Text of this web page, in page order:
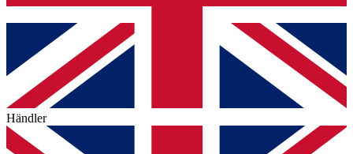
Händler